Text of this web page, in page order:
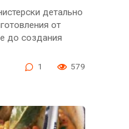
детально
от
до создания
1 579